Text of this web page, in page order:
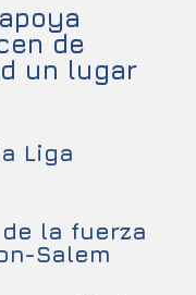
de
un lugar
Liga
la fuerza
Salem